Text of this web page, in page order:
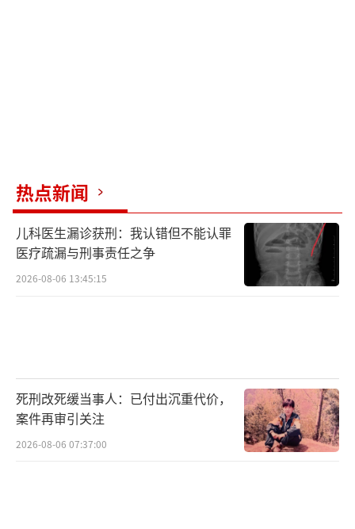
热点新闻
儿科医生漏诊获刑：我认错但不能认罪
医疗疏漏与刑事责任之争
2026-08-06 13:45:15
死刑改死缓当事人：已付出沉重代价，
案件再审引关注
2026-08-06 07:37:00